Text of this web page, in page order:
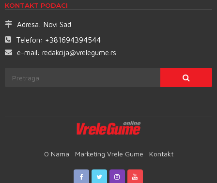
KONTAKT PODACI
Adresa: Novi Sad
Telefon: +381694394544
e-mail: redakcija@vrelegume.rs
O Nama Marketing Vrele Gume Kontakt